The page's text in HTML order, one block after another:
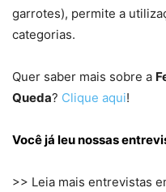
garrotes), permite a
categorias.
Quer saber mais sobre a
Queda? Clique aqui!
Você já leu nossas
>> Leia mais entrevistas